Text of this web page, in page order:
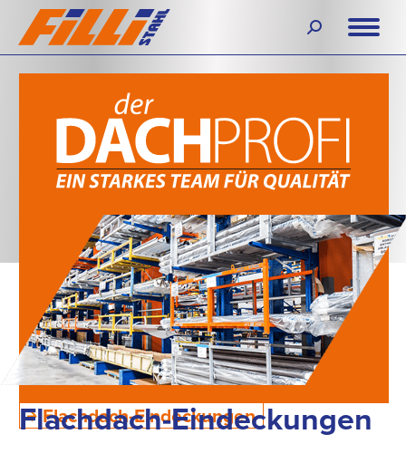
Search:
Flachdach-Eindeckungen
Flachdach-Eindeckungen